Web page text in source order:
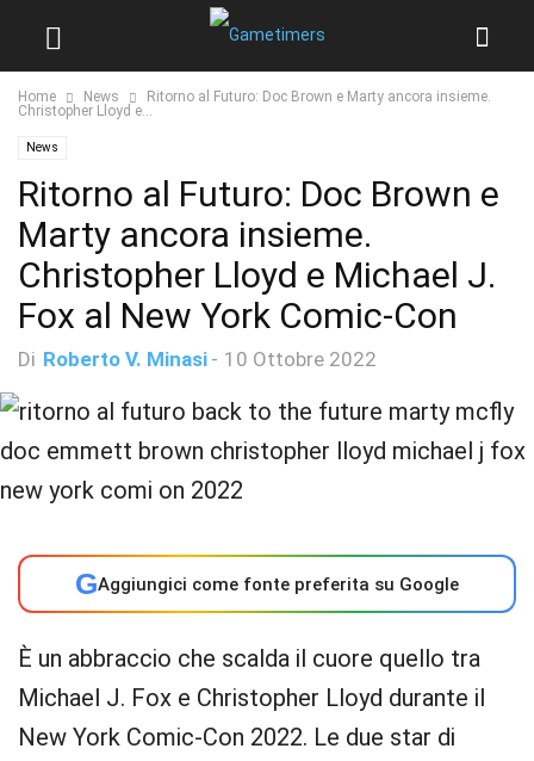
Home News
Ritorno al Futuro: Doc Brown e Marty ancora insieme.
Christopher Lloyd e...
News
Ritorno al Futuro: Doc Brown e
Marty ancora insieme.
Christopher Lloyd e Michael J.
Fox al New York Comic-Con
Di Roberto V. Minasi - 10 Ottobre 2022
GAggiungici come fonte preferita su Google
È un abbraccio che scalda il cuore quello tra
Michael J. Fox e Christopher Lloyd durante il
New York Comic-Con 2022. Le due star di